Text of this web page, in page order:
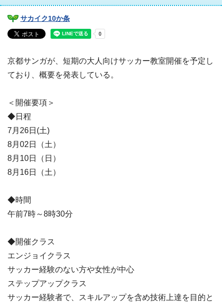
サカイク10か条
京都サンガが、短期の大人向けサッカー教室開催を予定し
ており、概要を発表している。
＜開催要項＞
◆日程
7月26日(土)
8月02日（土）
8月10日（日）
8月16日（土）
◆時間
午前7時～8時30分
◆開催クラス
エンジョイクラス
サッカー経験のない方や女性が中心
ステップアップクラス
サッカー経験者で、スキルアップを含め技術上達を目的と